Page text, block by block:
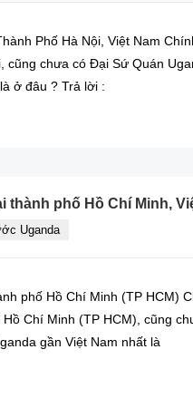
Phố Hà Nội, Việt Nam
cũng chưa có Đại Sứ Quán
ở đâu ? Trả lời :
thành phố Hồ Chí Minh,
Uganda
phố Hồ Chí Minh (TP HCM)
Chí Minh (TP HCM), cũng
gần Việt Nam nhất là